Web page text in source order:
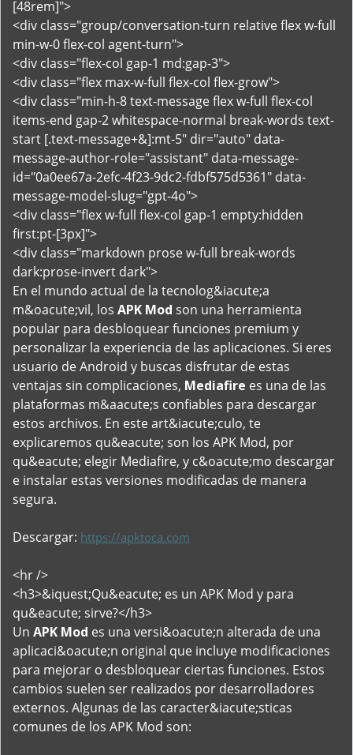
[48rem]">
<div class="group/conversation-turn relative flex w-full
min-w-0 flex-col agent-turn">
<div class="flex-col gap-1 md:gap-3">
<div class="flex max-w-full flex-col flex-grow">
<div class="min-h-8 text-message flex w-full flex-col
items-end gap-2 whitespace-normal break-words text-
start [.text-message+&]:mt-5" dir="auto" data-
message-author-role="assistant" data-message-
id="0a0ee67a-2efc-4f23-9dc2-fdbf575d5361" data-
message-model-slug="gpt-4o">
<div class="flex w-full flex-col gap-1 empty:hidden
first:pt-[3px]">
<div class="markdown prose w-full break-words
dark:prose-invert dark">
En el mundo actual de la tecnolog&iacute;a
m&oacute;vil, los APK Mod son una herramienta
popular para desbloquear funciones premium y
personalizar la experiencia de las aplicaciones. Si eres
usuario de Android y buscas disfrutar de estas
ventajas sin complicaciones, Mediafire es una de las
plataformas m&aacute;s confiables para descargar
estos archivos. En este art&iacute;culo, te
explicaremos qu&eacute; son los APK Mod, por
qu&eacute; elegir Mediafire, y c&oacute;mo descargar
e instalar estas versiones modificadas de manera
segura.
Descargar: https://apktoca.com
<hr />
<h3>&iquest;Qu&eacute; es un APK Mod y para
qu&eacute; sirve?</h3>
Un APK Mod es una versi&oacute;n alterada de una
aplicaci&oacute;n original que incluye modificaciones
para mejorar o desbloquear ciertas funciones. Estos
cambios suelen ser realizados por desarrolladores
externos. Algunas de las caracter&iacute;sticas
comunes de los APK Mod son: